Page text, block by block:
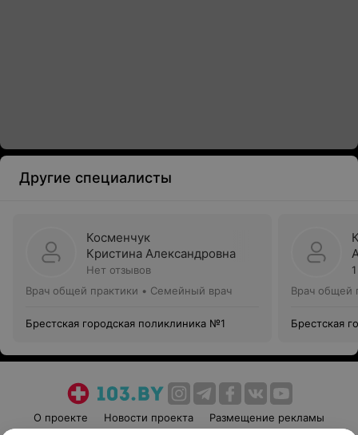
Другие специалисты
Косменчук
Кристина Александровна
Нет отзывов
Врач общей практики • Семейный врач
Брестская городская поликлиника №1
Врач общей
Брестская
О проекте Новости проекта
Размещение рекламы